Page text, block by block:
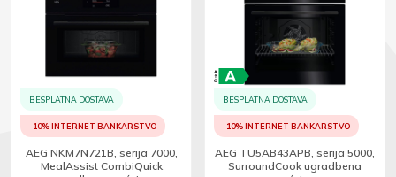
BESPLATNA DOSTAVA
-10% INTERNET BANKARSTVO
AEG NKM7N721B, serija 7000,
MealAssist CombiQuick
BESPLATNA DOSTAVA
-10% INTERNET BANKARSTVO
AEG TU5AB43APB, serija 5000,
SurroundCook ugradbena